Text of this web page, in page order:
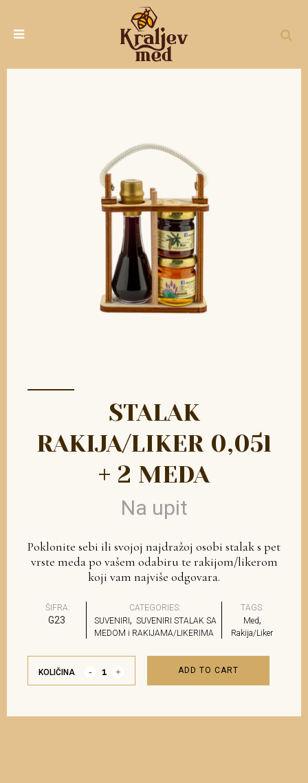
STALAK
RAKIJA/LIKER 0,05l
+ 2 MEDA
Na upit
Poklonite sebi ili svojoj najdražoj osobi stalak s pet
vrste meda po vašem odabiru te rakijom/likerom
koji vam najviše odgovara.
ŠIFRA:
G23
CATEGORIES:
SUVENIRI , SUVENIRI STALAK SA
MEDOM i RAKIJAMA/LIKERIMA
TAGS:
Med,
Rakija/Liker
KOLIČINA ADD TO CART